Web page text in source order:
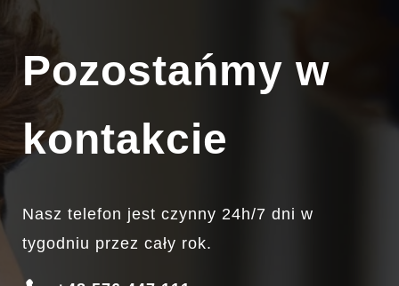
Pozostańmy w
kontakcie
Nasz telefon jest czynny 24h/7 dni w
tygodniu przez cały rok.